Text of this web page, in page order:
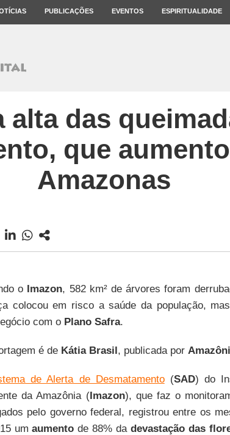
PUBLICAÇÕES EVENTOS ESPIRITUALIDADE
alta das
que
Amazonas
o Imazon, 582 km² de árvores foram
colocou em risco a saúde da população,
com o Plano Safra.
é de Kátia Brasil, publicada por
de Alerta de Desmatamento(SAD) do
da Amazônia (Imazon), que faz o
pelo governo federal, registrou entre os
umaumento de 88% da devastação das